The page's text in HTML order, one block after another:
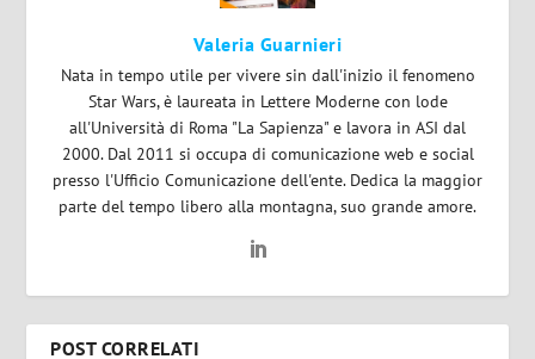
Valeria Guarnieri
Nata in tempo utile per vivere sin dall'inizio il fenomeno
Star Wars, è laureata in Lettere Moderne con lode
all'Università di Roma "La Sapienza" e lavora in ASI dal
2000. Dal 2011 si occupa di comunicazione web e social
presso l'Ufficio Comunicazione dell'ente. Dedica la maggior
parte del tempo libero alla montagna, suo grande amore.
POST CORRELATI